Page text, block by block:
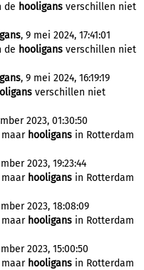
de hooligans verschillen niet
, 9 mei 2024, 17:41:01
de hooligans verschillen niet
, 9 mei 2024, 16:19:19
verschillen niet
2023, 01:30:50
hooligans in Rotterdam
2023, 19:23:44
hooligans in Rotterdam
2023, 18:08:09
hooligans in Rotterdam
2023, 15:00:50
hooligans in Rotterdam